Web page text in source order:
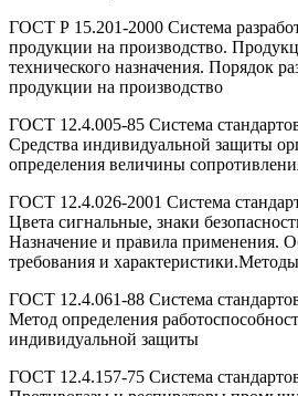
ГОСТ Р 15.201-2000 Система
продукции на производство.
технического назначения. Порядок
продукции на производство
ГОСТ 12.4.005-85 Система
Средства индивидуальной защиты
определения величины
ГОСТ 12.4.026-2001 Система
Цвета сигнальные, знаки
Назначение и правила применения.
требования и
ГОСТ 12.4.061-88 Система
Метод определения
индивидуальной защиты
ГОСТ 12.4.157-75 Система